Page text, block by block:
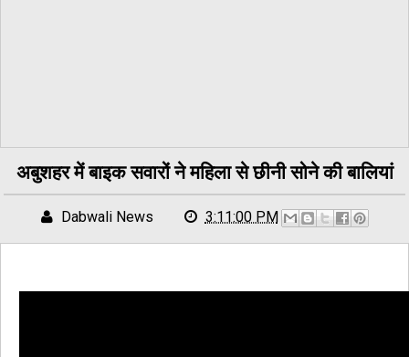
अबुशहर में बाइक सवारों ने महिला से छीनी सोने की बालियां
Dabwali News 3:11:00 PM